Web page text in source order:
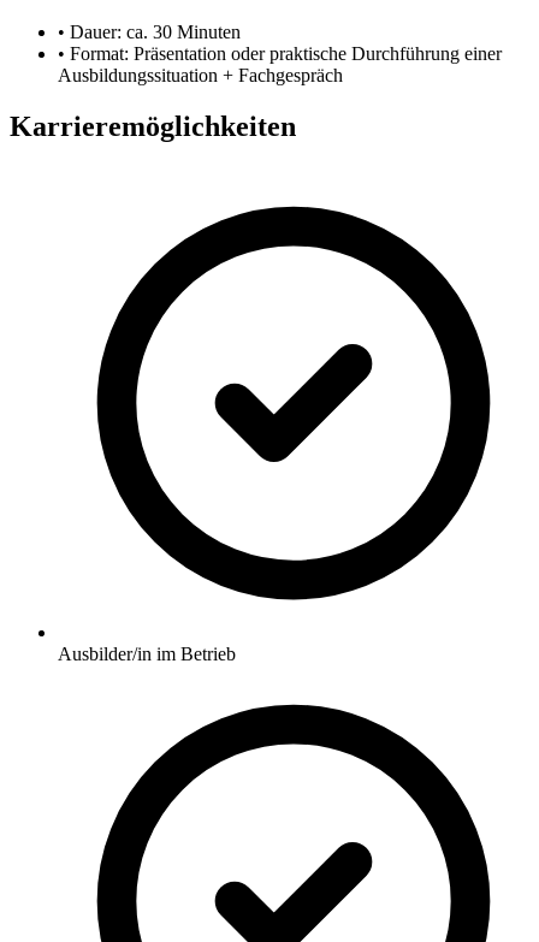
• Dauer: ca. 30 Minuten
• Format: Präsentation oder praktische Durchführung einer
Ausbildungssituation + Fachgespräch
Karrieremöglichkeiten
Ausbilder/in im Betrieb